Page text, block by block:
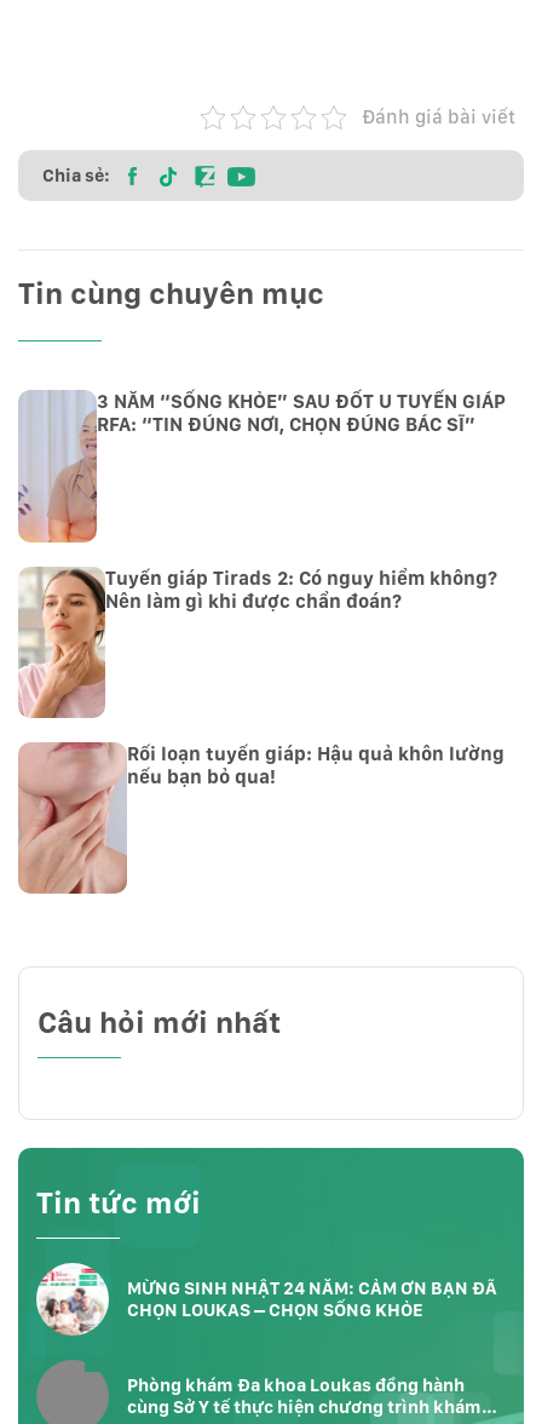
Đánh giá bài viết
Chia sẻ:
Tin cùng chuyên mục
3 NĂM “SỐNG KHỎE” SAU ĐỐT U TUYẾN GIÁP
RFA: “TIN ĐÚNG NƠI, CHỌN ĐÚNG BÁC SĨ”
Tuyến giáp Tirads 2: Có nguy hiểm không?
Nên làm gì khi được chẩn đoán?
Rối loạn tuyến giáp: Hậu quả khôn lường
nếu bạn bỏ qua!
Câu hỏi mới nhất
Tin tức mới
MỪNG SINH NHẬT 24 NĂM: CẢM ƠN BẠN ĐÃ
CHỌN LOUKAS – CHỌN SỐNG KHỎE
Phòng khám Đa khoa Loukas đồng hành
cùng Sở Y tế thực hiện chương trình khám